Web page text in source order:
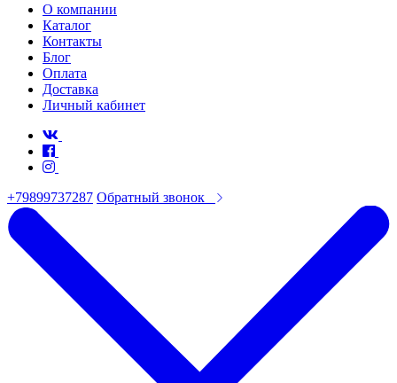
О компании
Каталог
Контакты
Блог
Оплата
Доставка
Личный кабинет
+79899737287 Обратный звонок